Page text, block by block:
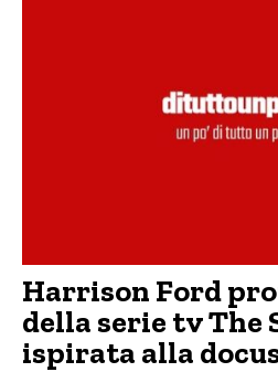
Harrison Ford
della serie tv The
ispirata alla